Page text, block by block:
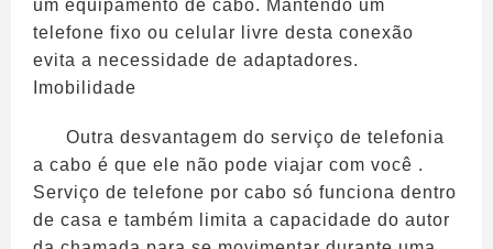
um equipamento de cabo. Mantendo um
telefone fixo ou celular livre desta conexão
evita a necessidade de adaptadores.
Imobilidade
Outra desvantagem do serviço de telefonia
a cabo é que ele não pode viajar com você .
Serviço de telefone por cabo só funciona dentro
de casa e também limita a capacidade do autor